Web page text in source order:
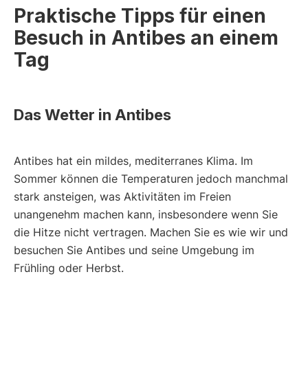
Praktische Tipps für einen
Besuch in Antibes an einem
Tag
Das Wetter in Antibes
Antibes hat ein mildes, mediterranes Klima. Im
Sommer können die Temperaturen jedoch manchmal
stark ansteigen, was Aktivitäten im Freien
unangenehm machen kann, insbesondere wenn Sie
die Hitze nicht vertragen. Machen Sie es wie wir und
besuchen Sie Antibes und seine Umgebung im
Frühling oder Herbst.